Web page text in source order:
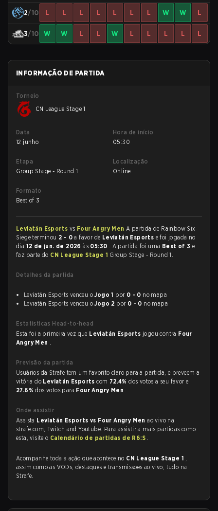
2/10 L L L L L L L W W L
3/10 W W L L W L L L L L
INFORMAÇÃO DE PARTIDA
Torneio
CN League Stage 1
Data
12 junho
Hora de início
05:30
Etapa
Group Stage - Round 1
Localização
Online
Formato
Best of 3
Leviatán Esports vs Four Angry MenA partida de Rainbow Six
Siege terminou 2 - 0 a favor de Leviatán Esports e foi jogada no
dia 12 de jun. de 2026às 05:30 . A partida foi uma Best of 3 e
faz parte do CN League Stage 1 Group Stage - Round 1.
Detalhes da partida
Leviatán Esports venceu oJogo 1 por 0 - 0 no mapa
Leviatán Esports venceu oJogo 2 por 0 - 0 no mapa
Estatísticas Head-to-head
Esta foi a primeira vez que Leviatán Esports jogou contra Four
Angry Men .
Previsão da partida
Usuários da Strafe tem um favorito claro para a partida, e preveem a
vitória do Leviatán Esportscom 72.4%dos votos a seu favor e
27.6%dos votos para Four Angry Men .
Onde assistir
Assista Leviatán Esports vs Four Angry Menao vivo na
strafe.com, Twitch and Youtube. Para assistir a mais partidas como
esta, visite o Calendário de partidas de R6:S .
Acompanhe toda a ação que acontece no CN League Stage 1 ,
assim como as VODs, destaques e transmissões ao vivo, tudo na
Strafe.